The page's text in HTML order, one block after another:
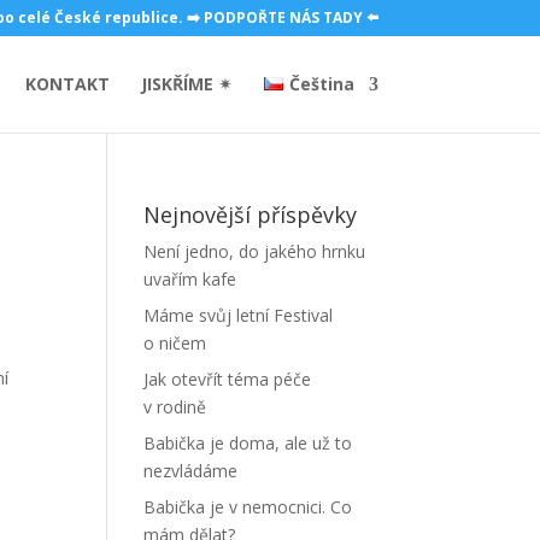
České republice. ➡️ PODPOŘTE NÁS TADY ⬅️
KONTAKT JISKŘÍME ✴ Čeština
Nejnovější příspěvky
Není jedno, do jakého hrnku
uvařím kafe
Máme svůj letní Festival
o ničem
Jak otevřít téma péče
v rodině
Babička je doma, ale už to
nezvládáme
Babička je v nemocnici. Co
mám dělat?